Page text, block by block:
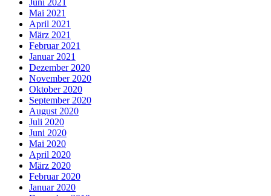
Mai 2021
April 2021
März 2021
Februar 2021
Januar 2021
Dezember 2020
November 2020
Oktober 2020
September 2020
August 2020
Juli 2020
Juni 2020
Mai 2020
April 2020
März 2020
Februar 2020
Januar 2020